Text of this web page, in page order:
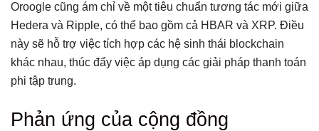
Oroogle cũng ám chỉ về một tiêu chuẩn tương tác mới giữa
Hedera và Ripple, có thể bao gồm cả HBAR và XRP. Điều
này sẽ hỗ trợ việc tích hợp các hệ sinh thái blockchain
khác nhau, thúc đẩy việc áp dụng các giải pháp thanh toán
phi tập trung.
Phản ứng của cộng đồng